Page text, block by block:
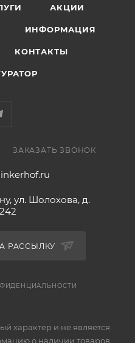
АКЦИИ
ИНФОРМАЦИЯ
КОНТАКТЫ
ЗАКАЗАТЬ ЗВОНОК
ул. Шолохова, д.
242
РАССЫЛКУ
характер и не является
о наличии товаров,